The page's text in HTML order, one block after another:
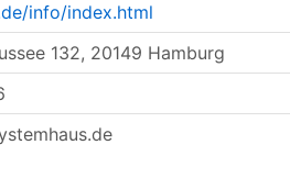
info/index.html
132, 20149 Hamburg